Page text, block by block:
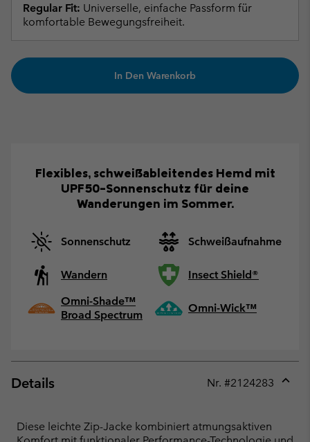
Regular Fit: Universelle, einfache Passform für
komfortable Bewegungsfreiheit.
In Den Warenkorb
Flexibles, schweißableitendes Hemd mit
UPF50-Sonnenschutz für deine
Wanderungen im Sommer.
Sonnenschutz Schweißaufnahme
Wandern
Insect Shield®
Omni-Shade™
Broad Spectrum
Omni-Wick™
Details Nr. #2124283
Diese leichte Zip-Jacke kombiniert atmungsaktiven